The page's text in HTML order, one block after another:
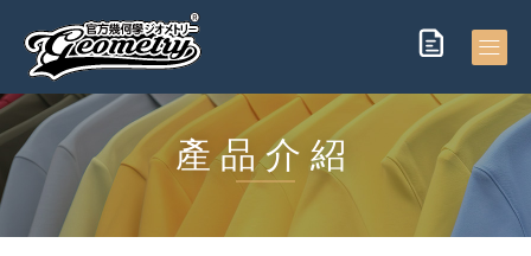
產品介紹